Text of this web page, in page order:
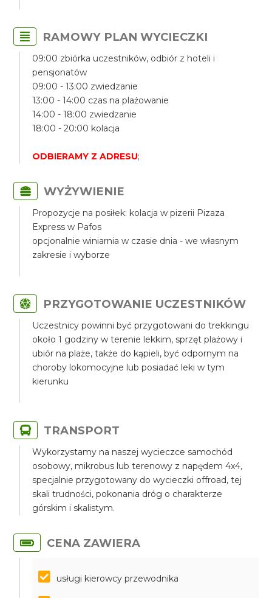
RAMOWY PLAN WYCIECZKI
09:00 zbiórka uczestników, odbiór z hoteli i
pensjonatów
09:00 - 13:00 zwiedzanie
13:00 - 14:00 czas na plażowanie
14:00 - 18:00 zwiedzanie
18:00 - 20:00 kolacja
ODBIERAMY Z ADRESU;
WYŻYWIENIE
Propozycje na posiłek: kolacja w pizerii Pizaza
Express w Pafos
opcjonalnie winiarnia w czasie dnia - we własnym
zakresie i wyborze
PRZYGOTOWANIE UCZESTNIKÓW
Uczestnicy powinni być przygotowani do trekkingu
około 1 godziny w terenie lekkim, sprzęt plażowy i
ubiór na plaże, także do kąpieli, być odpornym na
choroby lokomocyjne lub posiadać leki w tym
kierunku
TRANSPORT
Wykorzystamy na naszej wycieczce samochód
osobowy, mikrobus lub terenowy z napędem 4x4,
specjalnie przygotowany do wycieczki offroad, tej
skali trudności, pokonania dróg o charakterze
górskim i skalistym.
CENA ZAWIERA
usługi kierowcy przewodnika